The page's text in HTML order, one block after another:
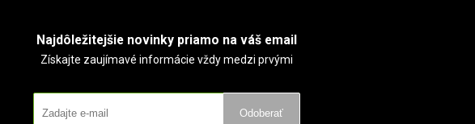
Najdôležitejšie novinky priamo na váš email
Získajte zaujímavé informácie vždy medzi prvými
Odoberať